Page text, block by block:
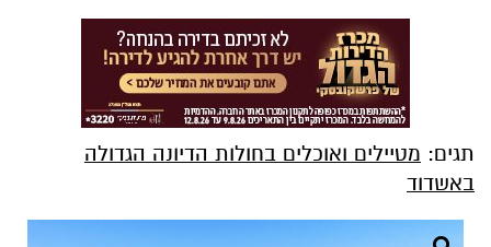
תגים: מטיילים ואוכלים בחולות הדיונה הגדולה
באשדוד